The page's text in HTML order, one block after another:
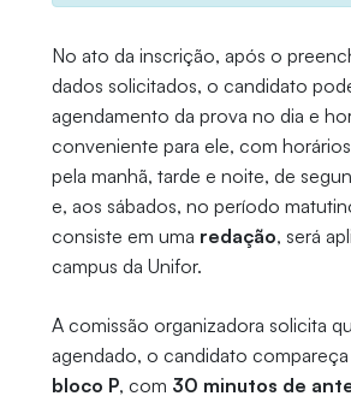
No ato da inscrição, após o
dados solicitados, o candidato
agendamento da prova no dia e
conveniente para ele, com
pela manhã, tarde e noite, de
e, aos sábados, no período
consiste em uma redação, será
campus da Unifor.
A comissão organizadora solicita
agendado, o candidato compareça
bloco P, com 30 minutos de